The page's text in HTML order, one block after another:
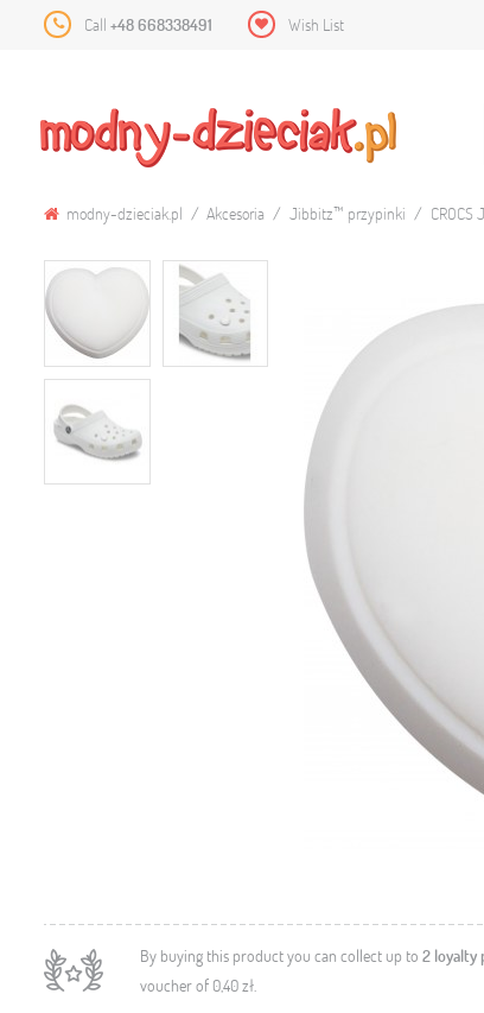
Call +48 668338491 Wish List
modny-dzieciak.pl Akcesoria Jibbitz™ przypinki CROCS
By buying this product you can collect up to 2 loyalty
voucher of 0,40 zł.